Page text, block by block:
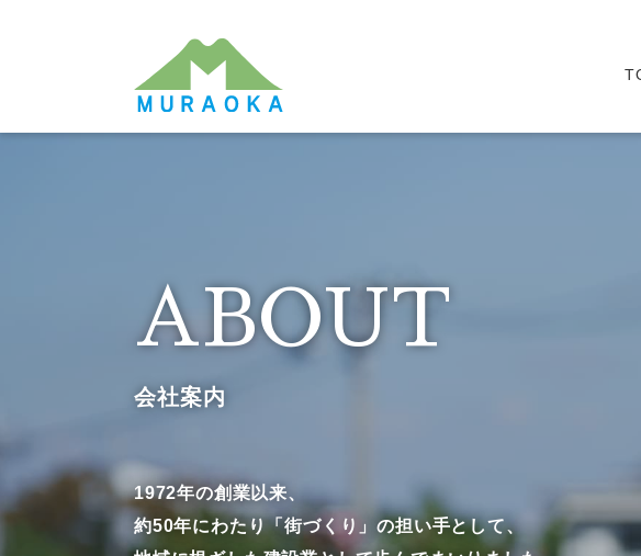
ABOUT
会社案内
1972年の創業以来、
約50年にわたり「街づくり」の担い手として、